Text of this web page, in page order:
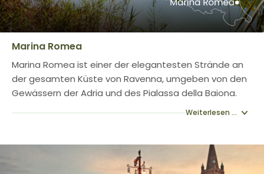
Marina Romea
Marina Romea ist einer der elegantesten Strände an
der gesamten Küste von Ravenna, umgeben von den
Gewässern der Adria und des Pialassa della Baiona.
Weiterlesen ...